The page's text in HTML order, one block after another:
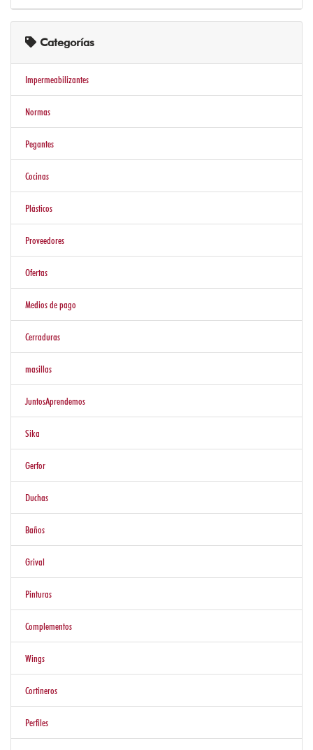
Y
BAÑOS
COCINAS
PAREDES
ALAMBRES
Ofertas
Otras
Eventos
Nosotros
Contáctenos
Categorías
Impermeabilizantes
Normas
Pegantes
Cocinas
Plásticos
Proveedores
Ofertas
Medios de pago
Cerraduras
masillas
JuntosAprendemos
Sika
Gerfor
Duchas
Baños
Grival
Pinturas
Complementos
Wings
Cortineros
Perfiles